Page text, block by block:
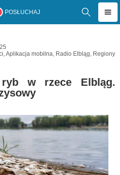
POSŁUCHAJ
,Aplikacja mobilna, Radio Elbląg, Regiony
ryb w rzece Elbląg.